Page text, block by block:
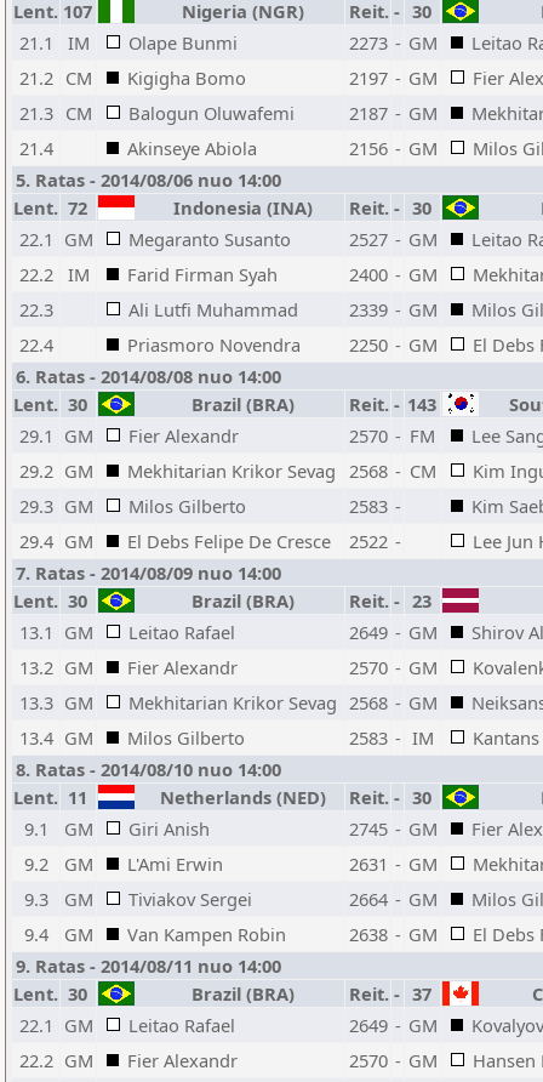
Lent. 107 Nigeria (NGR) Reit. - 30
21.1
IM Olape Bunmi 2273 - GM
Leitao
21.2 CM Kigigha Bomo 2197 - GM
Fier
21.3 CM Balogun Oluwafemi 2187 - GM
21.4
Akinseye Abiola 2156 - GM
Milos
5. Ratas - 2014/08/06 nuo 14:00
Lent. 72 Indonesia (INA) Reit. - 30
22.1 GM Megaranto Susanto 2527 - GM
Leitao
22.2 IM Farid Firman Syah 2400 - GM
22.3
Ali Lutfi Muhammad 2339 - GM
Milos
22.4
Priasmoro Novendra 2250 - GM
El Debs
6. Ratas - 2014/08/08 nuo 14:00
Lent. 30 Brazil (BRA) Reit. - 143
29.1 GM Fier Alexandr 2570 - FM
Lee
29.2 GM Mekhitarian Krikor Sevag 2568 - CM
Kim
29.3 GM Milos Gilberto 2583 -
Kim
29.4 GM El Debs Felipe De Cresce 2522 -
Lee Jun
7. Ratas - 2014/08/09 nuo 14:00
Lent. 30 Brazil (BRA) Reit. - 23
13.1 GM Leitao Rafael 2649 - GM
Shirov
13.2 GM Fier Alexandr 2570 - GM
13.3 GM Mekhitarian Krikor Sevag 2568 - GM
13.4 GM Milos Gilberto 2583 - IM
8. Ratas - 2014/08/10 nuo 14:00
Lent. 11 Netherlands (NED) Reit. - 30
9.1
GM Giri Anish 2745 - GM
Fier
9.2
GM L'Ami Erwin 2631 - GM
9.3
GM Tiviakov Sergei 2664 - GM
Milos
9.4
GM Van Kampen Robin 2638 - GM
El Debs
9. Ratas - 2014/08/11 nuo 14:00
Lent. 30 Brazil (BRA) Reit. - 37
22.1 GM Leitao Rafael 2649 - GM
22.2 GM Fier Alexandr 2570 - GM
Hansen